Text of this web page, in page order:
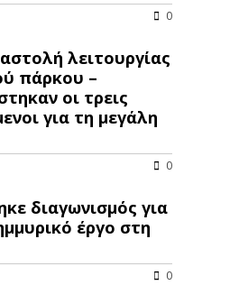
0
λειτουργίας
πάρκου –
οι τρεις
για τη μεγάλη
0
διαγωνισμός για
έργο στη
0